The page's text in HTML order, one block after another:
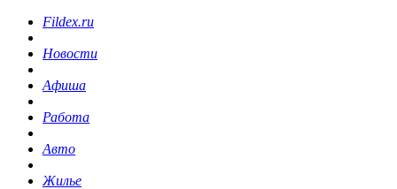
Fildex.ru
Новости
Афиша
Работа
Авто
Жилье